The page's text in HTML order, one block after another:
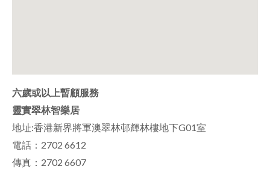
六歲或以上暫顧服務
靈實翠林智樂居
地址:香港新界將軍澳翠林邨輝林樓地下G01室
電話：2702 6612
傳真：2702 6607